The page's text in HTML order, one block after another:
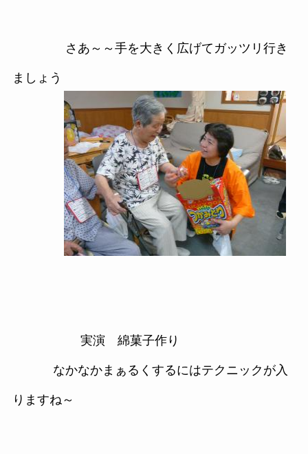
さあ～～手を大きく広げてガッツリ行き
ましょう
実演 綿菓子作り
なかなかまぁるくするにはテクニックが入
りますね～